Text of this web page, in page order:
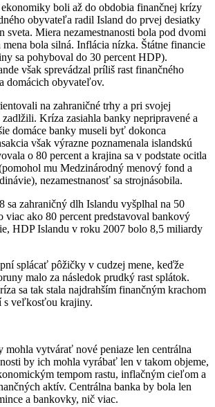
boli až do obdobia finančnej krízy
obyvateľa radil Island do prvej desiatky
sveta. Miera nezamestnanosti bola pod dvomi
mena bola silná. Inflácia nízka. Štátne financie
sa pohyboval do 30 percent HDP).
však sprevádzal príliš rast finančného
domácich obyvateľov.
na zahraničné trhy a pri svojej
zadlžili. Kríza zasiahla banky nepripravené a
domáce banky museli byť dokonca
však výrazne poznamenala islandskú
o 80 percent a krajina sa v podstate ocitla
mu Medzinárodný menový fond a
nezamestnanosť sa strojnásobila.
sa zahraničný dlh Islandu vyšplhal na 50
viac ako 80 percent predstavoval bankový
HDP Islandu v roku 2007 bolo 8,5 miliardy
splácať pôžičky v cudzej mene, keďže
malo za následok prudký rast splátok.
sa tak stala najdrahším finančným krachom
s veľkosťou krajiny.
mohla vytvárať nové peniaze len centrálna
by ich mohla vyrábať len v takom objeme,
tempom rastu, inflačným cieľom a
aktív. Centrálna banka by bola len
a bankovky, nič viac.